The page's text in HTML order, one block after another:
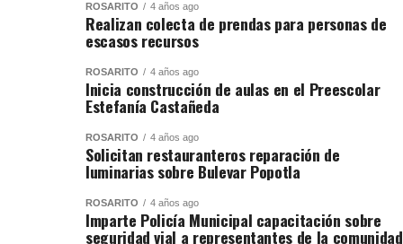
ROSARITO 4 años ago
Realizan colecta de prendas para personas de
escasos recursos
ROSARITO 4 años ago
Inicia construcción de aulas en el Preescolar
Estefanía Castañeda
ROSARITO 4 años ago
Solicitan restauranteros reparación de
luminarias sobre Bulevar Popotla
ROSARITO 4 años ago
Imparte Policía Municipal capacitación sobre
seguridad vial a representantes de la comunidad